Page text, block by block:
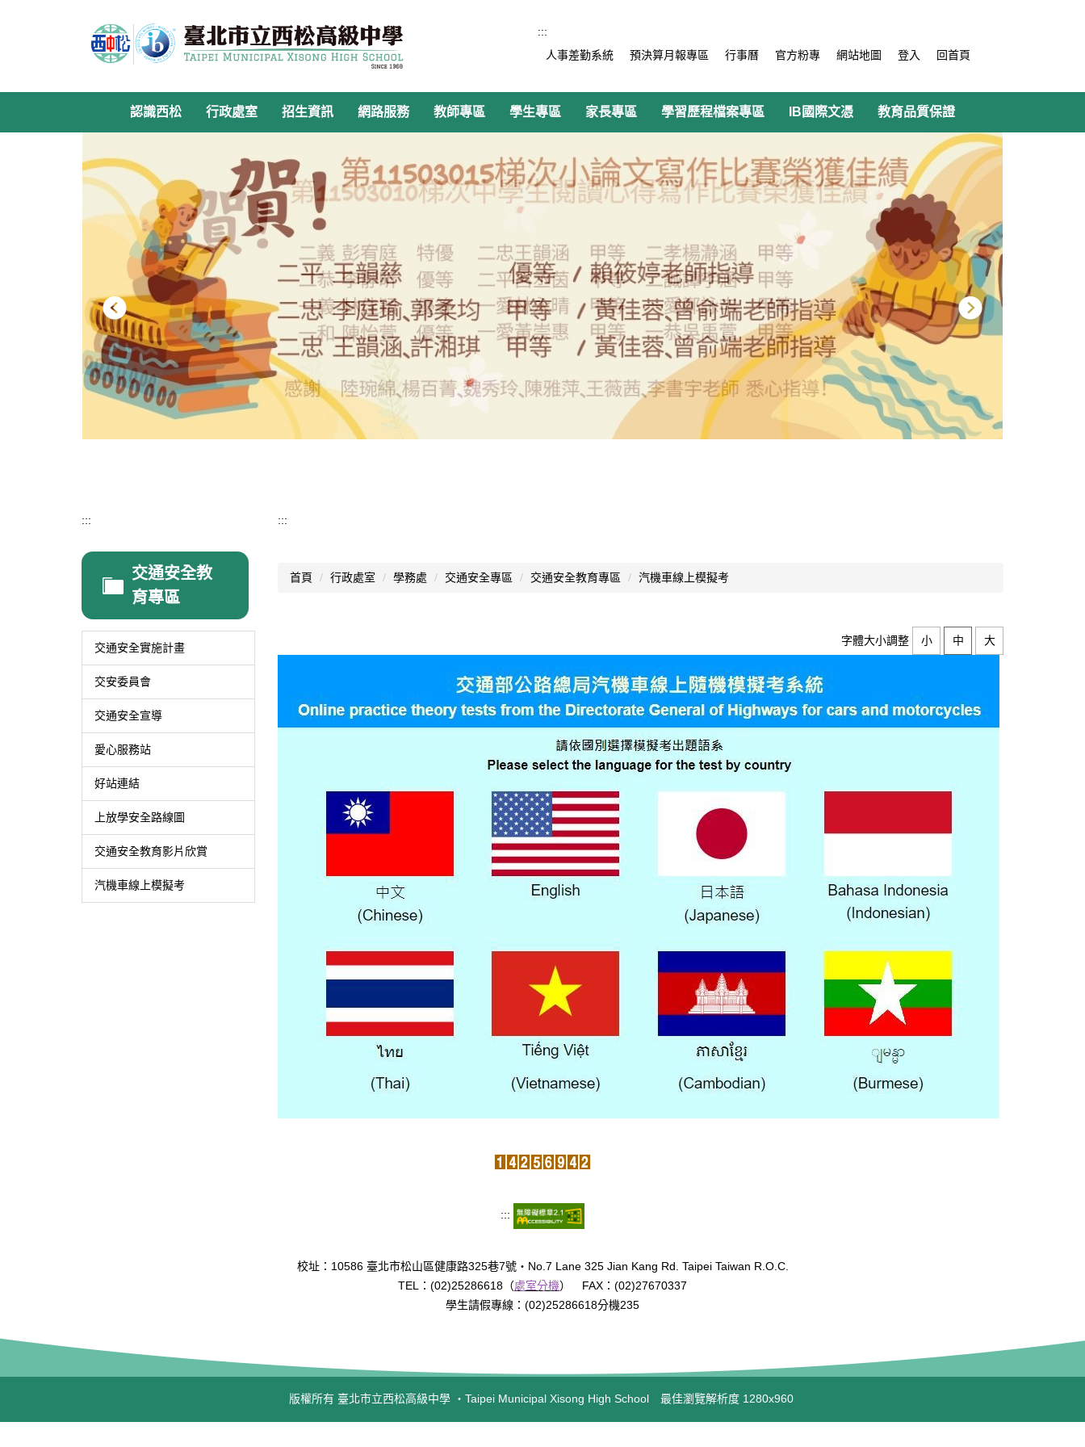
容
:::
人事差勤系統
預決算月報專區 行事曆 官方粉專 網站地圖 登入 回首頁
認識西松 行政處室 招生資訊 網路服務 教師專區 學生專區 家長專區 學習歷程檔案專區 IB國際文憑 教育品質保證
:::
交通安全教
育專區
交通安全實施計畫
交安委員會
交通安全宣導
愛心服務站
好站連結
上放學安全路線圖
交通安全教育影片欣賞
汽機車線上模擬考
:::
首頁 行政處室 學務處 交通安全專區 交通安全教育專區 汽機車線上模擬考
字體大小調整 小 中 大
:::
校址：10586 臺北市松山區健康路325巷7號‧No.7 Lane 325 Jian Kang Rd. Taipei Taiwan R.O.C.
TEL：(02)25286618（處室分機） FAX：(02)27670337
學生請假專線：(02)25286618分機235
版權所有 臺北市立西松高級中學 ‧Taipei Municipal Xisong High School 最佳瀏覽解析度 1280x960